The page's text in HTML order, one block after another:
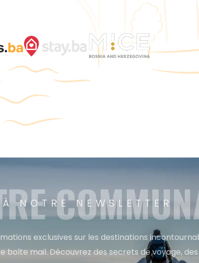
NOTRE NEWSLETTER
exclusives sur les destinations
mail. Découvrez des secrets de voyage,